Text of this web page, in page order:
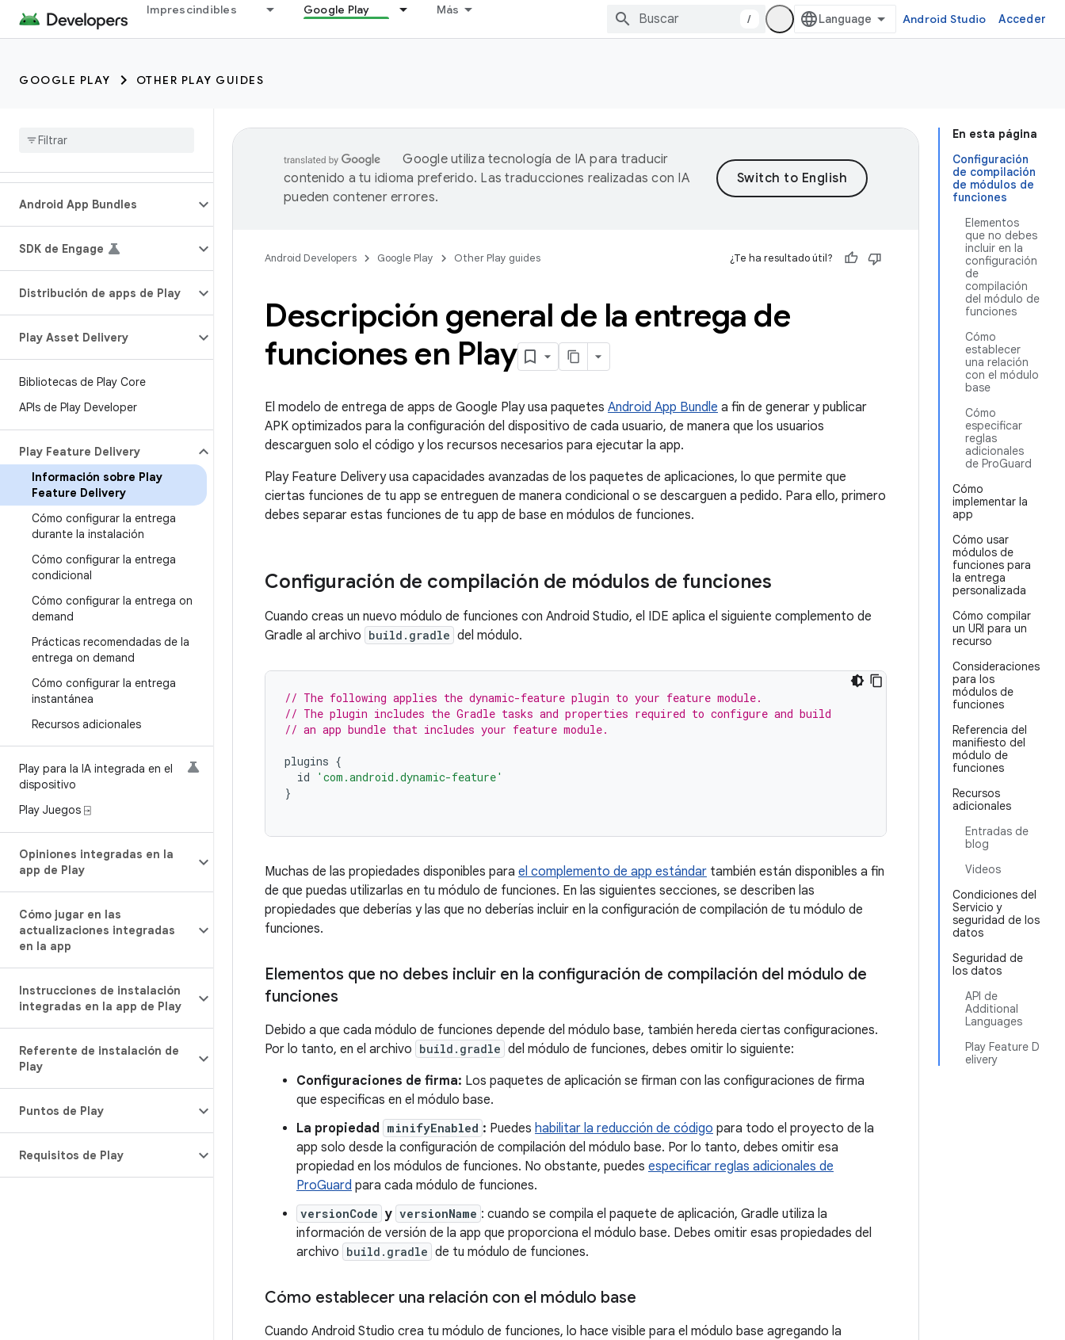
Imprescindibles Google Play Más
/ Android Studio Acceder
GOOGLE PLAY OTHER PLAY GUIDES
Android App Bundles
SDK de Engage
Distribución de apps de Play
Play Asset Delivery
Bibliotecas de Play Core
APIs de Play Developer
Play Feature Delivery
Información sobre Play
Feature Delivery
Cómo configurar la entrega
durante la instalación
Cómo configurar la entrega
condicional
Cómo configurar la entrega on
demand
Prácticas recomendadas de la
entrega on demand
Cómo configurar la entrega
instantánea
Recursos adicionales
Play para la IA integrada en el
dispositivo
Play Juegos ⍈
Opiniones integradas en la
app de Play
Cómo jugar en las
actualizaciones integradas
en la app
Instrucciones de instalación
integradas en la app de Play
Referente de instalación de
Play
Puntos de Play
Requisitos de Play
En esta página
Configuración
de compilación
de módulos de
funciones
Elementos
que no debes
incluir en la
configuración
de
compilación
del módulo de
funciones
Cómo
establecer
una relación
con el módulo
base
Cómo
especificar
reglas
adicionales
de ProGuard
Cómo
implementar la
app
Cómo usar
módulos de
funciones para
la entrega
personalizada
Cómo compilar
un URI para un
recurso
Consideraciones
para los
módulos de
funciones
Referencia del
manifiesto del
módulo de
funciones
Recursos
adicionales
Entradas de
blog
Videos
Condiciones del
Servicio y
seguridad de los
datos
Seguridad de
los datos
API de
Additional
Languages
Play Feature D
elivery
Google utiliza tecnología de IA para traducir
contenido a tu idioma preferido. Las traducciones realizadas con IA
pueden contener errores.
Android Developers Google Play Other Play guides ¿Te ha resultado útil?
Descripción general de la entrega de
funciones en Play
El modelo de entrega de apps de Google Play usa paquetes Android App Bundle a fin de generar y publicar
APK optimizados para la configuración del dispositivo de cada usuario, de manera que los usuarios
descarguen solo el código y los recursos necesarios para ejecutar la app.
Play Feature Delivery usa capacidades avanzadas de los paquetes de aplicaciones, lo que permite que
ciertas funciones de tu app se entreguen de manera condicional o se descarguen a pedido. Para ello, primero
debes separar estas funciones de tu app de base en módulos de funciones.
Configuración de compilación de módulos de funciones
Cuando creas un nuevo módulo de funciones con Android Studio, el IDE aplica el siguiente complemento de
Gradle al archivo build.gradle del módulo.
// The following applies the dynamic-feature plugin to your feature module.
// The plugin includes the Gradle tasks and properties required to configure and build
// an app bundle that includes your feature module.
plugins {
id
'com.android.dynamic-feature'
}
Muchas de las propiedades disponibles para el complemento de app estándar también están disponibles a fin
de que puedas utilizarlas en tu módulo de funciones. En las siguientes secciones, se describen las
propiedades que deberías y las que no deberías incluir en la configuración de compilación de tu módulo de
funciones.
Elementos que no debes incluir en la configuración de compilación del módulo de
funciones
Debido a que cada módulo de funciones depende del módulo base, también hereda ciertas configuraciones.
Por lo tanto, en el archivo build.gradle del módulo de funciones, debes omitir lo siguiente:
Configuraciones de firma: Los paquetes de aplicación se firman con las configuraciones de firma
que especificas en el módulo base.
La propiedad minifyEnabled : Puedes habilitar la reducción de código para todo el proyecto de la
app solo desde la configuración de compilación del módulo base. Por lo tanto, debes omitir esa
propiedad en los módulos de funciones. No obstante, puedes especificar reglas adicionales de
ProGuard para cada módulo de funciones.
versionCode y versionName : cuando se compila el paquete de aplicación, Gradle utiliza la
información de versión de la app que proporciona el módulo base. Debes omitir esas propiedades del
archivo build.gradle de tu módulo de funciones.
Cómo establecer una relación con el módulo base
Cuando Android Studio crea tu módulo de funciones, lo hace visible para el módulo base agregando la